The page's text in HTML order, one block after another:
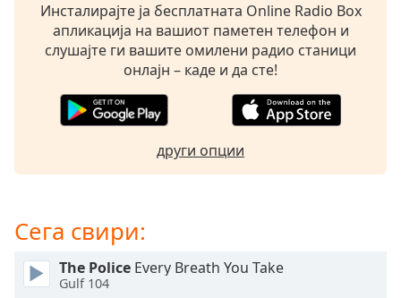
subtitles
settings,
opens
settings
dialog
selected
Track
Picture-
in-
Picture
Инсталирајте ја бесплатната Online Radio Box
апликација на вашиот паметен телефон и
слушајте ги вашите омилени радио станици
онлајн – каде и да сте!
други опции
Сега свири:
The Police Every Breath You Take
Gulf 104